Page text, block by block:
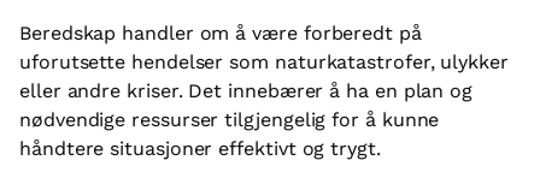
Beredskap handler om å være forberedt på
uforutsette hendelser som naturkatastrofer, ulykker
eller andre kriser. Det innebærer å ha en plan og
nødvendige ressurser tilgjengelig for å kunne
håndtere situasjoner effektivt og trygt.